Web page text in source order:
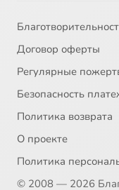
Договор оферты
Регулярные
Безопасность
Политика возврата
О проекте
Политика
© 2008 — 2026